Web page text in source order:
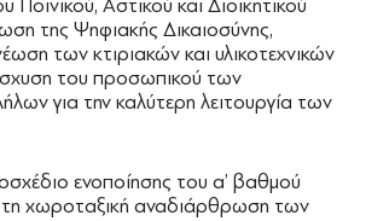
Ποινικού, Αστικού και Διοικητικού
της Ψηφιακής Δικαιοσύνης,
των κτιριακών και υλικοτεχνικών
του προσωπικού των
για την καλύτερη λειτουργία των
ενοποίησης του α’ βαθμού
τη χωροταξική αναδιάρθρωση των